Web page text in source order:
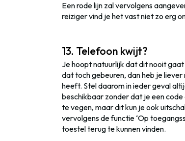
Een rode lijn zal vervolgens
reiziger vind je het vast niet zo erg
13. Telefoon kwijt?
Je hoopt natuurlijk dat dit nooit
dat toch gebeuren, dan heb je
heeft. Stel daarom in ieder geval
beschikbaar zonder dat je een
te vegen, maar dit kun je ook
vervolgens de functie ‘Op
toestel terug te kunnen vinden.